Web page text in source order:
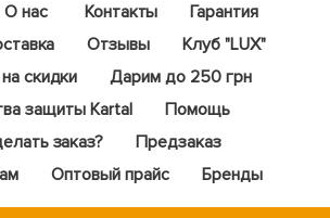
О нас Контакты
Гарантия
Отзывы
Клуб "LUX"
скидки
Дарим до 250 грн
защиты Kartal
Помощь
заказ?
Предзаказ
Оптовый прайс Бренды